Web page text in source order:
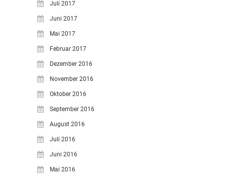
Juli 2017
Juni 2017
Mai 2017
Februar 2017
Dezember 2016
November 2016
Oktober 2016
September 2016
August 2016
Juli 2016
Juni 2016
Mai 2016